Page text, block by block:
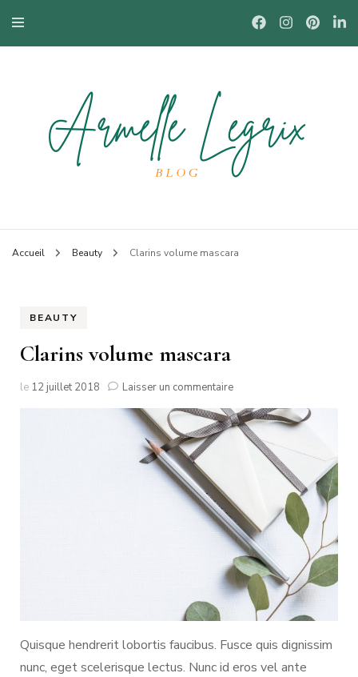
Armelle
Accueil Beauty Clarins volume mascara
BEAUTY
Clarins volume mascara
le 12 juillet 2018 Laisser un commentairesur
volume
mascara
Quisque hendrerit lobortis faucibus. Fusce quis dignissim
nunc, eget scelerisque lectus. Nunc id eros vel ante